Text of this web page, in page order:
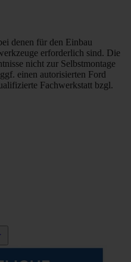
denen für den Einbau
erforderlich sind. Die
nicht zur Selbstmontage
einen autorisierten Ford
Fachwerkstatt bzgl.